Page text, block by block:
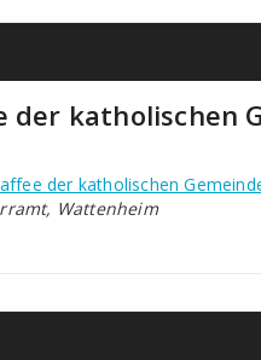
der katholischen
der katholischen
Wattenheim